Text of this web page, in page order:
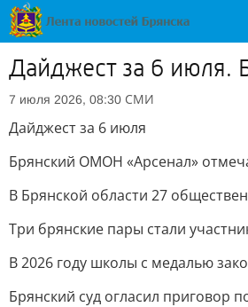
Дайджест за 6 июля.
7 июля 2026, 08:30 СМИ
Дайджест за 6 июля
Брянский ОМОН «Арсенал»
В Брянской области 27
Три брянские пары стали
В 2026 году школы с медалью
Брянский суд огласил приговор